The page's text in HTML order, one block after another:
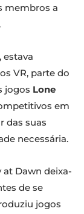
membros a
estava
VR, parte do
jogos Lone
em
das suas
necessária.
at Dawn deixa-
de se
jogos